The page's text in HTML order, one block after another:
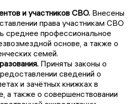
и участников СВО. Внесены
права участникам СВО
среднее профессиональное
основе, а также о
семей.
Приняты законы о
сведений о
и зачётных книжках в
а также о совершенствовании